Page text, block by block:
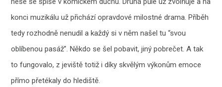
konci muzikálu už přichází opravdové milostné drama. Příběh
tedy rozhodně nenudil a každý si v něm našel tu “svou
oblíbenou pasáž”. Někdo se šel pobavit, jiný pobrečet. A tak
to fungovalo, z jeviště totiž i díky skvělým výkonům emoce
přímo přetékaly do hlediště.